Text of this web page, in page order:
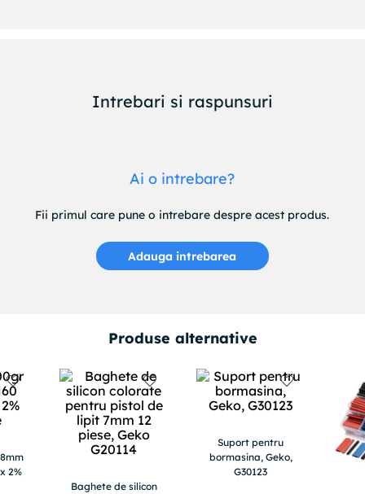
Intrebari si raspunsuri
Ai o intrebare?
Fii primul care pune o intrebare despre acest produs.
Adauga intrebarea
Produse alternative
2%
Baghete de silicon
Suport pentru
bormasina, Geko,
G30123